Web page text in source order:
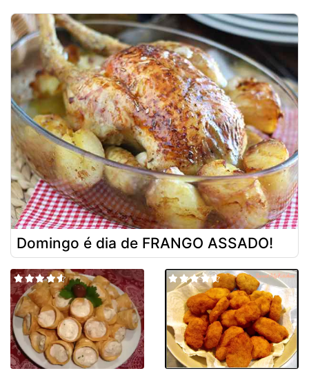
Domingo é dia de FRANGO ASSADO!